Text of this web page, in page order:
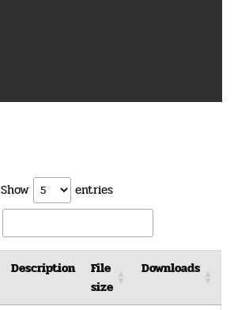
Show
entries
Description
File
size
Downloads